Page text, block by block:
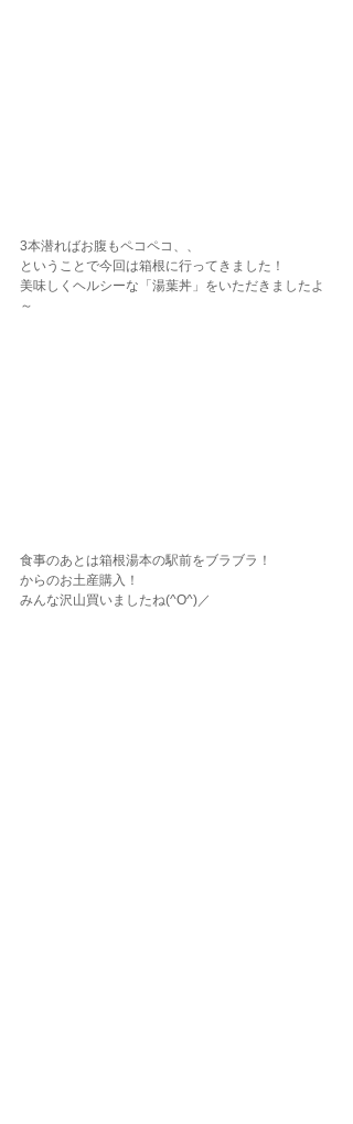
3本潜ればお腹もペコペコ、、
ということで今回は箱根に行ってきました！
美味しくヘルシーな「湯葉丼」をいただきましたよ
～
食事のあとは箱根湯本の駅前をブラブラ！
からのお土産購入！
みんな沢山買いましたね(^O^)／